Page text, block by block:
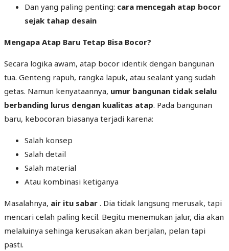
Dan yang paling penting: cara mencegah atap bocor
sejak tahap desain
Mengapa Atap Baru Tetap Bisa Bocor?
Secara logika awam, atap bocor identik dengan bangunan
tua. Genteng rapuh, rangka lapuk, atau sealant yang sudah
getas. Namun kenyataannya, umur bangunan tidak selalu
berbanding lurus dengan kualitas atap. Pada bangunan
baru, kebocoran biasanya terjadi karena:
Salah konsep
Salah detail
Salah material
Atau kombinasi ketiganya
Masalahnya, air itu sabar . Dia tidak langsung merusak, tapi
mencari celah paling kecil. Begitu menemukan jalur, dia akan
melaluinya sehinga kerusakan akan berjalan, pelan tapi
pasti.